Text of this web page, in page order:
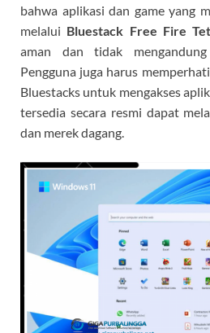
bahwa aplikasi dan game yang
melalui Bluestack Free Fire
aman dan tidak
Pengguna juga harus
Bluestacks untuk mengakses
tersedia secara resmi dapat
dan merek dagang.